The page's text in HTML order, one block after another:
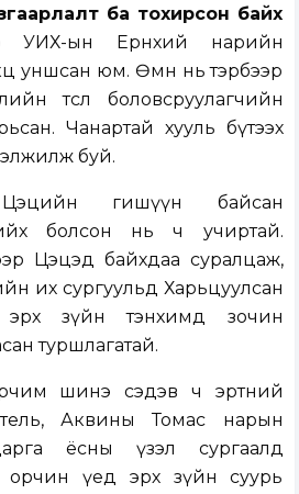
ба тохирсон байх
УИХ-ын Ерөнхий нарийн
уншсан юм. Өмнө нь тэрбээр
төсөл боловсруулагчийн
Чанартай хууль бүтээх
буй.
гишүүн байсан
болсон нь ч учиртай.
Цэцэд байхдаа суралцаж,
их сургуульд Харьцуулсан
эрх зүйн тэнхимд зочин
туршлагатай.
шинэ сэдэв ч эртний
Аквины Томас нарын
ёсны үзэл сургаалд
орчин үед эрх зүйн суурь